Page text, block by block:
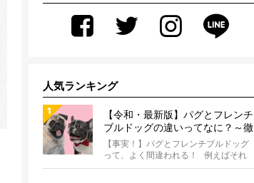
人気ランキング
【令和・最新版】パグとフレンチ
ブルドッグの違いってなに？～徹
底解説～
【事実！】パグとフレンチブルドッグ
って、よく間違われる！ 例えばそれ
は、愛ブヒとのお散歩中。 &...